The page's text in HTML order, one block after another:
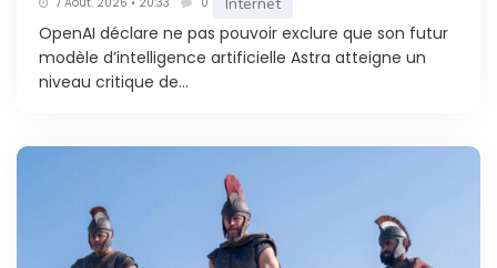
OpenAI déclare ne pas pouvoir exclure que son futur
modèle d’intelligence artificielle Astra atteigne un
niveau critique de...